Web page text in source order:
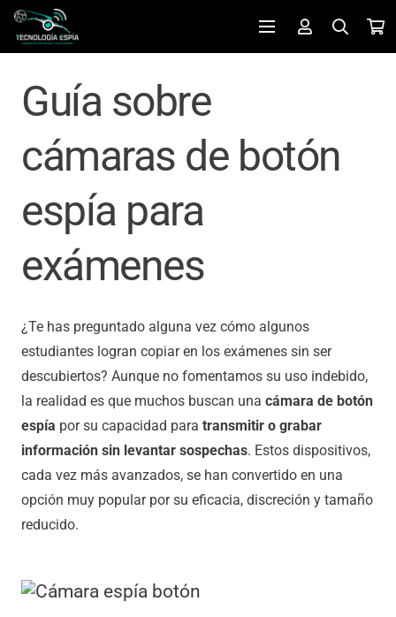
Guía sobre
cámaras de botón
espía para
exámenes
¿Te has preguntado alguna vez cómo algunos
estudiantes logran copiar en los exámenes sin ser
descubiertos? Aunque no fomentamos su uso indebido,
la realidad es que muchos buscan una cámara de botón
espía por su capacidad para transmitir o grabar
información sin levantar sospechas. Estos dispositivos,
cada vez más avanzados, se han convertido en una
opción muy popular por su eficacia, discreción y tamaño
reducido.